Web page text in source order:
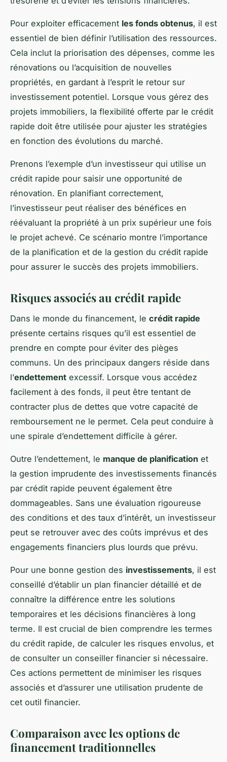
Pour exploiter efficacement les fonds obtenus, il est
essentiel de bien définir l’utilisation des ressources.
Cela inclut la priorisation des dépenses, comme les
rénovations ou l’acquisition de nouvelles
propriétés, en gardant à l’esprit le retour sur
investissement potentiel. Lorsque vous gérez des
projets immobiliers, la flexibilité offerte par le crédit
rapide doit être utilisée pour ajuster les stratégies
en fonction des évolutions du marché.
Prenons l’exemple d’un investisseur qui utilise un
crédit rapide pour saisir une opportunité de
rénovation. En planifiant correctement,
l’investisseur peut réaliser des bénéfices en
réévaluant la propriété à un prix supérieur une fois
le projet achevé. Ce scénario montre l’importance
de la planification et de la gestion du crédit rapide
pour assurer le succès des projets immobiliers.
Risques associés au crédit rapide
Dans le monde du financement, le crédit rapide
présente certains risques qu’il est essentiel de
prendre en compte pour éviter des pièges
communs. Un des principaux dangers réside dans
l’endettement excessif. Lorsque vous accédez
facilement à des fonds, il peut être tentant de
contracter plus de dettes que votre capacité de
remboursement ne le permet. Cela peut conduire à
une spirale d’endettement difficile à gérer.
Outre l’endettement, le manque de planification et
la gestion imprudente des investissements financés
par crédit rapide peuvent également être
dommageables. Sans une évaluation rigoureuse
des conditions et des taux d’intérêt, un investisseur
peut se retrouver avec des coûts imprévus et des
engagements financiers plus lourds que prévu.
Pour une bonne gestion des investissements, il est
conseillé d’établir un plan financier détaillé et de
connaître la différence entre les solutions
temporaires et les décisions financières à long
terme. Il est crucial de bien comprendre les termes
du crédit rapide, de calculer les risques envolus, et
de consulter un conseiller financier si nécessaire.
Ces actions permettent de minimiser les risques
associés et d’assurer une utilisation prudente de
cet outil financier.
Comparaison avec les options de
financement traditionnelles